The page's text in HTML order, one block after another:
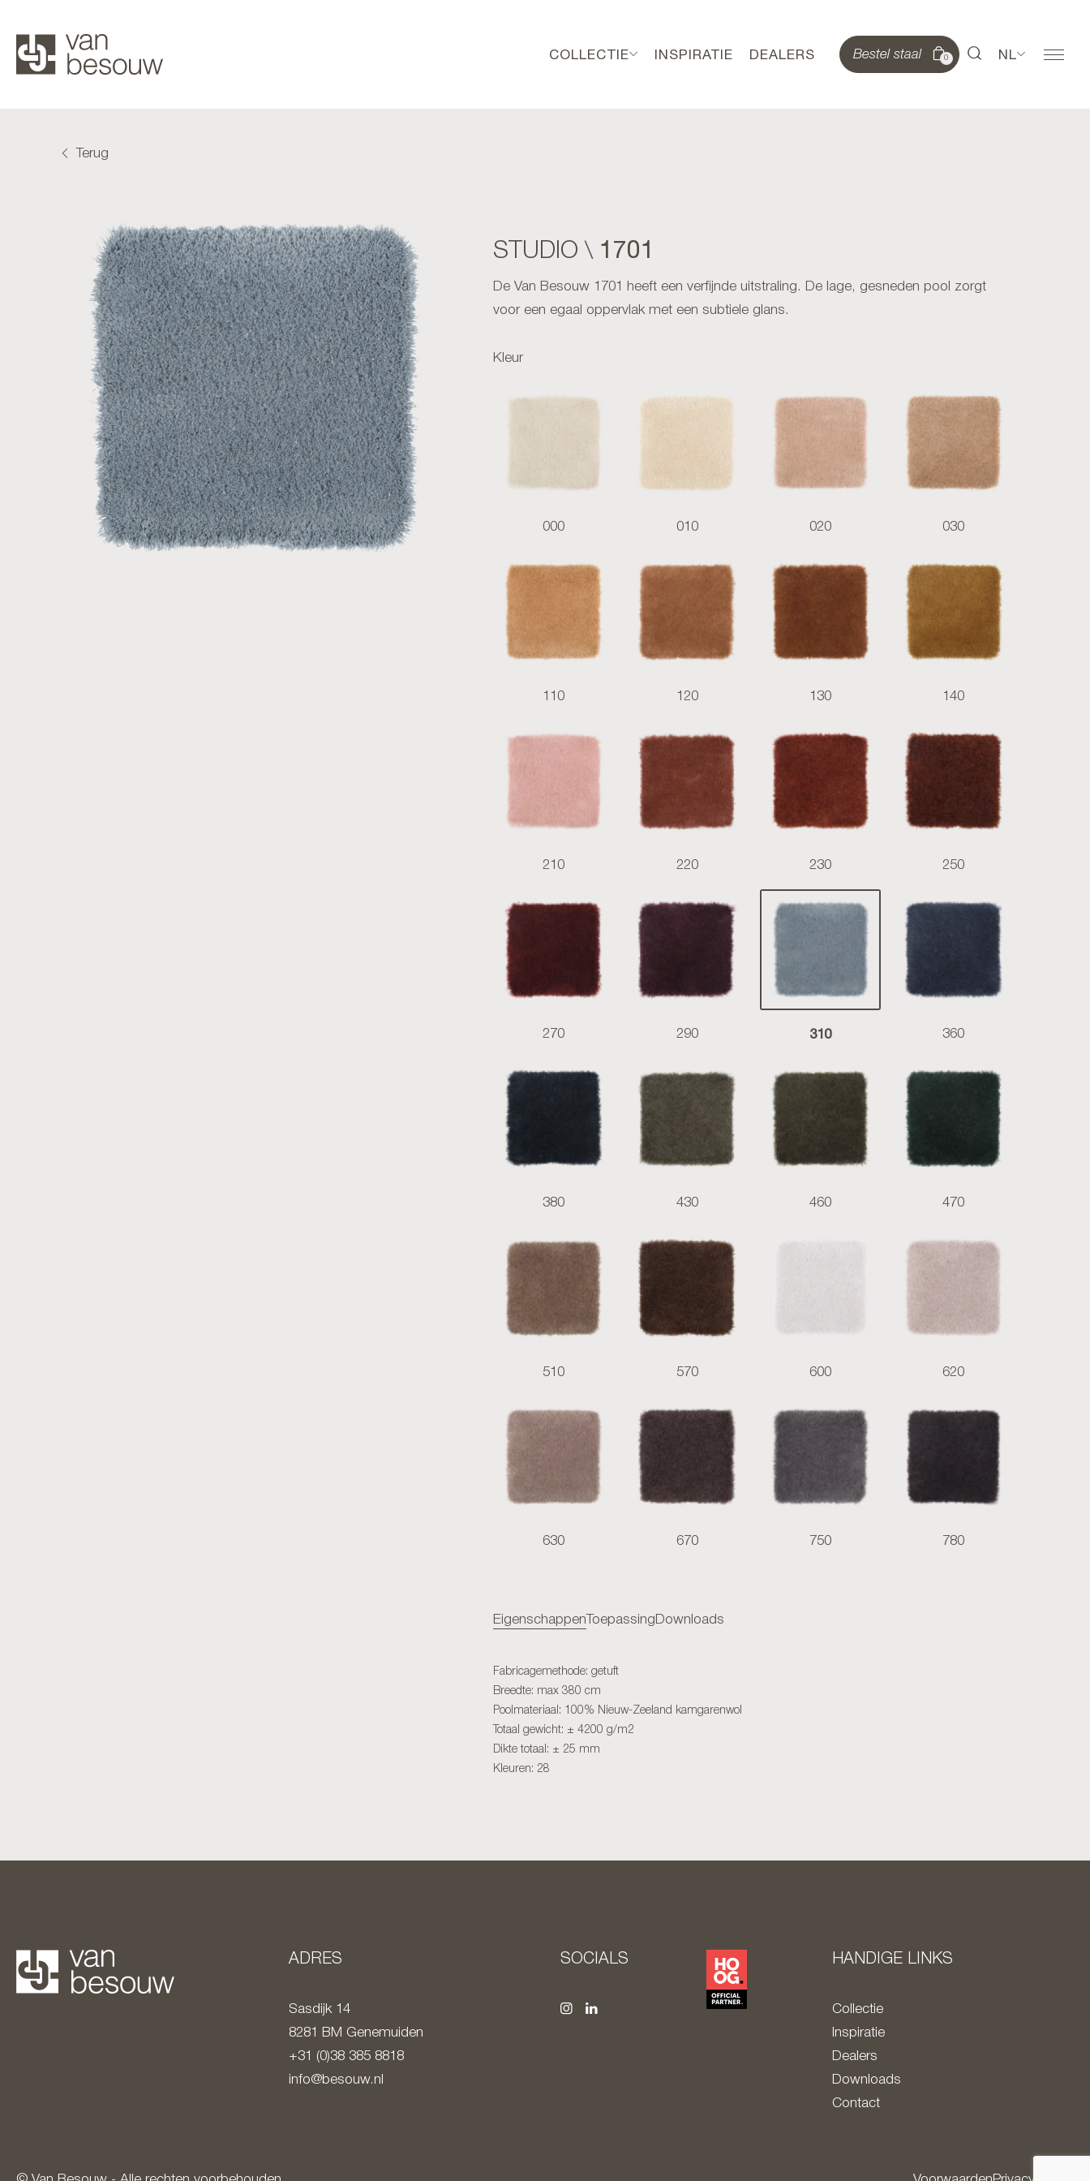
COLLECTIE INSPIRATIE DEALERS Bestel staal 0 NL
Terug
STUDIO \ 1701
De Van Besouw 1701 heeft een verfijnde uitstraling. De lage, gesneden pool zorgt
voor een egaal oppervlak met een subtiele glans.
Kleur
000 010 020 030
110 120 130 140
210 220 230 250
270 290 310 360
380 430 460 470
510 570 600 620
630 670 750 780
Eigenschappen Toepassing Downloads
Fabricagemethode: getuft
Breedte: max 380 cm
Poolmateriaal: 100% Nieuw-Zeeland kamgarenwol
Totaal gewicht: ± 4200 g/m2
Dikte totaal: ± 25 mm
Kleuren: 28
ADRES
Sasdijk 14
8281 BM Genemuiden
+31 (0)38 385 8818
info@besouw.nl
SOCIALS HANDIGE LINKS
Collectie
Inspiratie
Dealers
Downloads
Contact